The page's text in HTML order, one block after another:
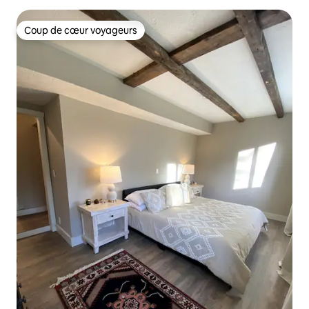
Coup de cœur voyageurs
Coup de cœur voyageurs